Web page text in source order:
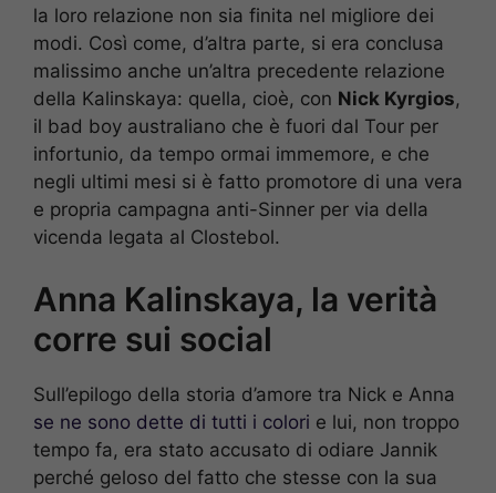
la loro relazione non sia finita nel migliore dei
modi. Così come, d’altra parte, si era conclusa
malissimo anche un’altra precedente relazione
della Kalinskaya: quella, cioè, con Nick Kyrgios,
il bad boy australiano che è fuori dal Tour per
infortunio, da tempo ormai immemore, e che
negli ultimi mesi si è fatto promotore di una vera
e propria campagna anti-Sinner per via della
vicenda legata al Clostebol.
Anna Kalinskaya, la verità
corre sui social
Sull’epilogo della storia d’amore tra Nick e Anna
se ne sono dette di tutti i colori e lui, non troppo
tempo fa, era stato accusato di odiare Jannik
perché geloso del fatto che stesse con la sua